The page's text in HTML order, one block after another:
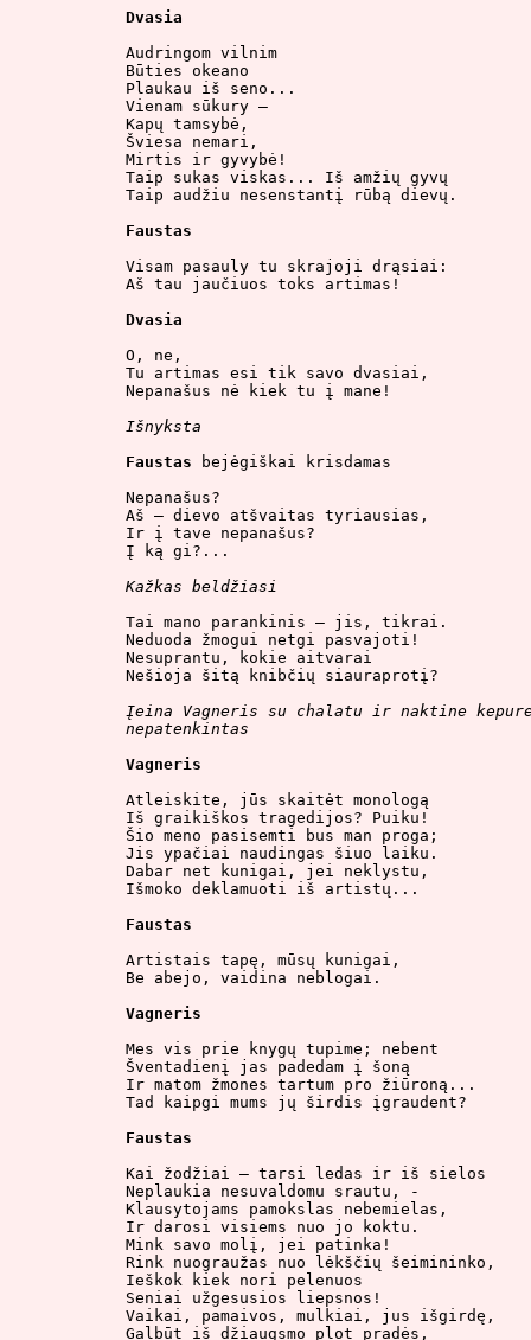
Dvasia
Audringom vilnim
Būties okeano
Plaukau iš seno...
Vienam sūkury –
Kapų tamsybė,
Šviesa nemari,
Mirtis ir gyvybė!
Taip sukas viskas... Iš amžių gyvų
Taip audžiu nesenstantį rūbą dievų.
Faustas
Visam pasauly tu skrajoji drąsiai:
Aš tau jaučiuos toks artimas!
Dvasia
O, ne,
Tu artimas esi tik savo dvasiai,
Nepanašus nė kiek tu į mane!
Išnyksta
Faustas bejėgiškai krisdamas
Nepanašus?
Aš – dievo atšvaitas tyriausias,
Ir į tave nepanašus?
Į ką gi?...
Kažkas beldžiasi
Tai mano parankinis – jis, tikrai.
Neduoda žmogui netgi pasvajoti!
Nesuprantu, kokie aitvarai
Nešioja šitą knibčių siauraprotį?
Įeina Vagneris su chalatu ir naktine
nepatenkintas
Vagneris
Atleiskite, jūs skaitėt monologą
Iš graikiškos tragedijos? Puiku!
Šio meno pasisemti bus man proga;
Jis ypačiai naudingas šiuo laiku.
Dabar net kunigai, jei neklystu,
Išmoko deklamuoti iš artistų...
Faustas
Artistais tapę, mūsų kunigai,
Be abejo, vaidina neblogai.
Vagneris
Mes vis prie knygų tupime; nebent
Šventadienį jas padedam į šoną
Ir matom žmones tartum pro žiūroną...
Tad kaipgi mums jų širdis įgraudent?
Faustas
Kai žodžiai – tarsi ledas ir iš sielos
Neplaukia nesuvaldomu srautu, -
Klausytojams pamokslas nebemielas,
Ir darosi visiems nuo jo koktu.
Mink savo molį, jei patinka!
Rink nuograužas nuo lėkščių šeimininko,
Ieškok kiek nori pelenuos
Seniai užgesusios liepsnos!
Vaikai, pamaivos, mulkiai, jus išgirdę,
Galbūt iš džiaugsmo plot pradės,